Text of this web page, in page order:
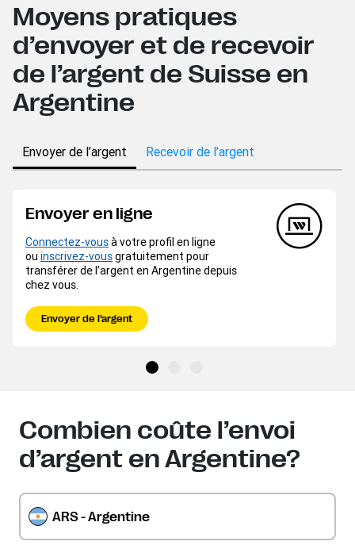
Moyens pratiques
d’envoyer et de recevoir
de l’argent de Suisse en
Argentine
Envoyer de l’argent Recevoir de l’argent
Envoyer en ligne
Connectez-vousà votre profil en ligne
ou inscrivez-vousgratuitement pour
transférer de l’argent en Argentine depuis
chez vous.
Envoyer de l’argent
Combien coûte l’envoi
d’argent en Argentine?
ARS - Argentine